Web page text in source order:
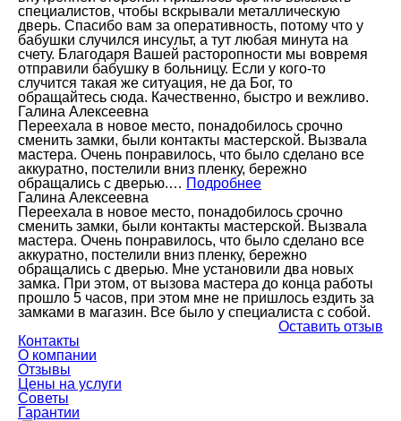
специалистов, чтобы вскрывали металлическую
дверь. Спасибо вам за оперативность, потому что у
бабушки случился инсульт, а тут любая минута на
счету. Благодаря Вашей расторопности мы вовремя
отправили бабушку в больницу. Если у кого-то
случится такая же ситуация, не да Бог, то
обращайтесь сюда. Качественно, быстро и вежливо.
Галина Алексеевна
Переехала в новое место, понадобилось срочно
сменить замки, были контакты мастерской. Вызвала
мастера. Очень понравилось, что было сделано все
аккуратно, постелили вниз пленку, бережно
обращались с дверью.… Подробнее
Галина Алексеевна
Переехала в новое место, понадобилось срочно
сменить замки, были контакты мастерской. Вызвала
мастера. Очень понравилось, что было сделано все
аккуратно, постелили вниз пленку, бережно
обращались с дверью. Мне установили два новых
замка. При этом, от вызова мастера до конца работы
прошло 5 часов, при этом мне не пришлось ездить за
замками в магазин. Все было у специалиста с собой.
Оставить отзыв
Контакты
О компании
Отзывы
Цены на услуги
Советы
Гарантии